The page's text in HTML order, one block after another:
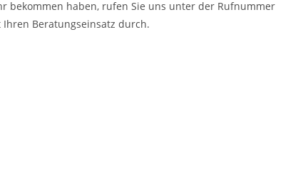
bekommen haben, rufen Sie uns unter der Rufnummer
Beratungseinsatz durch.